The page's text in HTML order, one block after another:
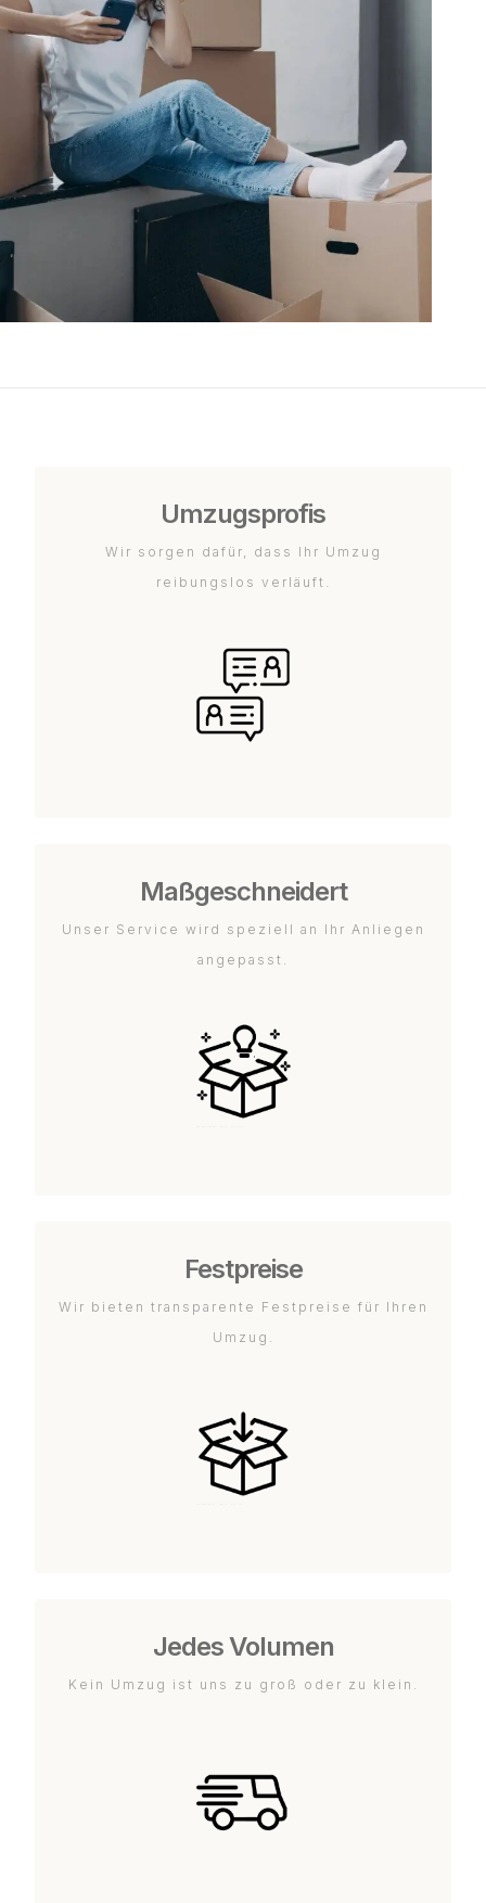
Umzugsprofis
Wir sorgen dafür, dass Ihr Umzug
reibungslos verläuft.
Maßgeschneidert
Unser Service wird speziell an Ihr Anliegen
angepasst.
Festpreise
Wir bieten transparente Festpreise für Ihren
Umzug.
Jedes Volumen
Kein Umzug ist uns zu groß oder zu klein.